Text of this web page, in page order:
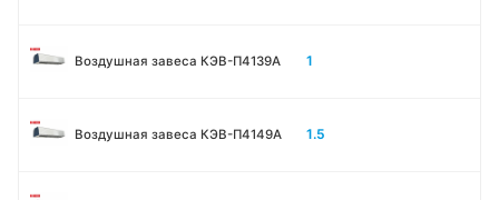
Воздушная завеса КЭВ-П4139А 1
Воздушная завеса КЭВ-П4149А 1.5